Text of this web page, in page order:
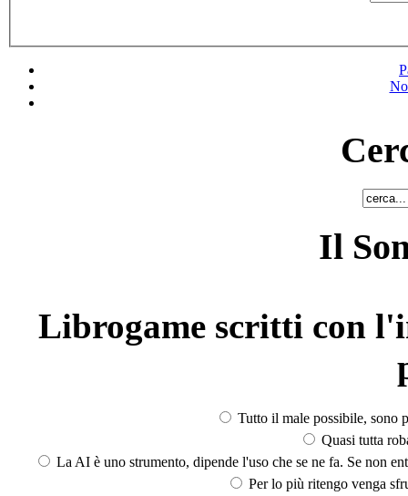
Il
Librogame scritti con
Tutto il male possibile, sono
Quasi tutta
La AI è uno strumento, dipende l'uso che se ne fa. Se non
Per lo più ritengo venga